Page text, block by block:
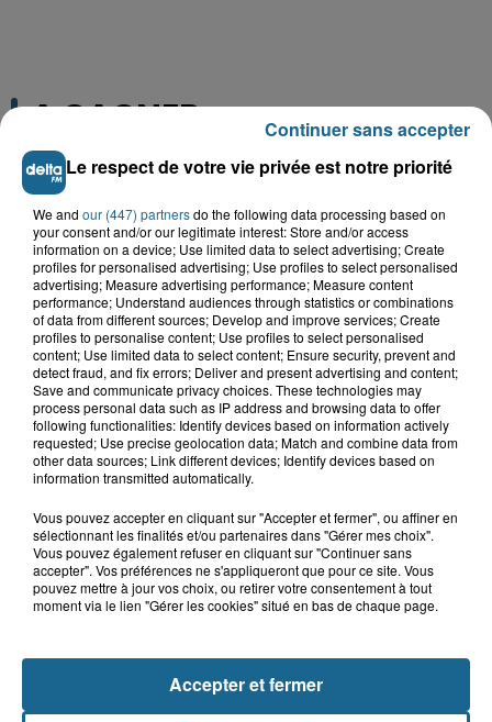
A GAGNER
Grand jeu de l'été : les cabines de plages
Gagnez vos entrées pour Dennlys
Parc
Gagnez vos entrées pour le parc
Bagatelle
Gagnez vos entrées pour Plopsaland
Le respect de votre vie privée est notre priorité
We and our (447) partnersdo the following data processing based on
your consent and/or our legitimate interest: Store and/or access
information on a device; Use limited data to select advertising; Create
profiles for personalised advertising; Use profiles to select personalised
advertising; Measure advertising performance; Measure content
performance; Understand audiences through statistics or combinations
of data from different sources; Develop and improve services; Create
profiles to personalise content; Use profiles to select personalised
content; Use limited data to select content; Ensure security, prevent and
detect fraud, and fix errors; Deliver and present advertising and content;
Save and communicate privacy choices. These technologies may
process personal data such as IP address and browsing data to offer
following functionalities: Identify devices based on information actively
requested; Use precise geolocation data; Match and combine data from
other data sources; Link different devices; Identify devices based on
information transmitted automatically.
Vous pouvez accepter en cliquant sur "Accepter et fermer", ou affiner en
sélectionnant les finalités et/ou partenaires dans "Gérer mes choix".
Vous pouvez également refuser en cliquant sur "Continuer sans
accepter". Vos préférences ne s'appliqueront que pour ce site. Vous
pouvez mettre à jour vos choix, ou retirer votre consentement à tout
moment via le lien "Gérer les cookies" situé en bas de chaque page.
Accepter et fermer
Continuer sans accepter